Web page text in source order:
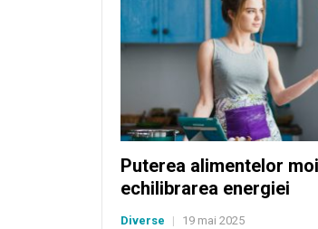
Puterea alimentelor
echilibrarea energiei
Diverse 19 mai 2025